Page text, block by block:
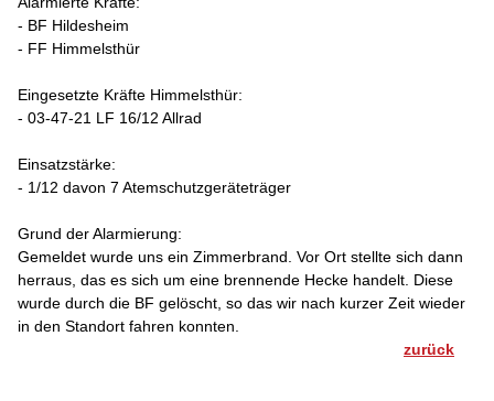
- BF Hildesheim
- FF Himmelsthür
Eingesetzte Kräfte Himmelsthür:
- 03-47-21 LF 16/12 Allrad
Einsatzstärke:
- 1/12 davon 7 Atemschutzgeräteträger
Grund der Alarmierung:
Gemeldet wurde uns ein Zimmerbrand. Vor Ort stellte sich dann
herraus, das es sich um eine brennende Hecke handelt. Diese
wurde durch die BF gelöscht, so das wir nach kurzer Zeit wieder
in den Standort fahren konnten.
zurück